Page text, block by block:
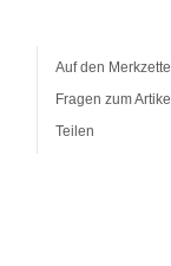
Auf den Merkzettel
Fragen zum Artikel
Teilen